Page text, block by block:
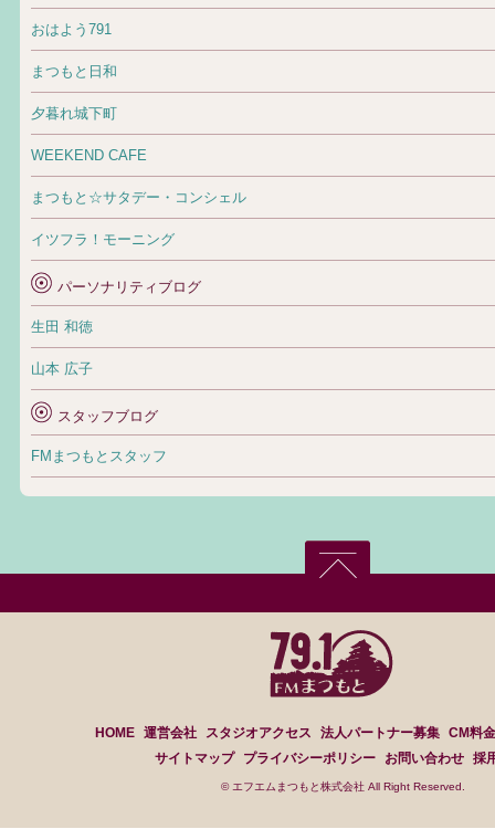
おはよう791
まつもと日和
夕暮れ城下町
WEEKEND CAFE
まつもと☆サタデー・コンシェル
イツフラ！モーニング
パーソナリティブログ
生田 和徳
山本 広子
スタッフブログ
FMまつもとスタッフ
HOME 運営会社 スタジオアクセス 法人パートナー募集 CM料
サイトマップ
プライバシーポリシー お問い合わせ 採
© エフエムまつもと株式会社 All Right Reserved.